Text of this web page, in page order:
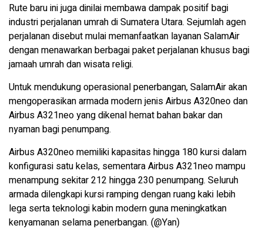
Rute baru ini juga dinilai membawa dampak positif bagi
industri perjalanan umrah di Sumatera Utara. Sejumlah agen
perjalanan disebut mulai memanfaatkan layanan SalamAir
dengan menawarkan berbagai paket perjalanan khusus bagi
jamaah umrah dan wisata religi.
Untuk mendukung operasional penerbangan, SalamAir akan
mengoperasikan armada modern jenis Airbus A320neo dan
Airbus A321neo yang dikenal hemat bahan bakar dan
nyaman bagi penumpang.
Airbus A320neo memiliki kapasitas hingga 180 kursi dalam
konfigurasi satu kelas, sementara Airbus A321neo mampu
menampung sekitar 212 hingga 230 penumpang. Seluruh
armada dilengkapi kursi ramping dengan ruang kaki lebih
lega serta teknologi kabin modern guna meningkatkan
kenyamanan selama penerbangan. (@Yan)